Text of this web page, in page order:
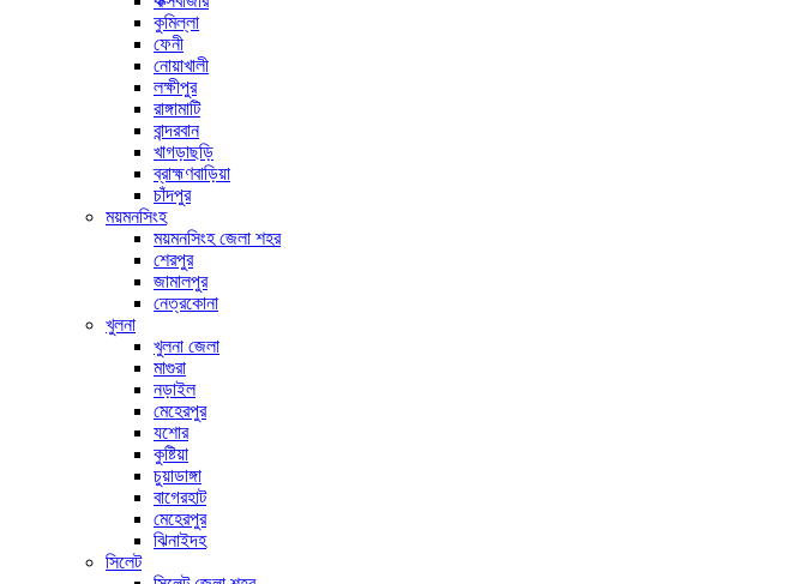
কুমিল্লা
ফেনী
নোয়াখালী
লক্ষীপুর
রাঙ্গামাটি
বান্দরবান
খাগড়াছড়ি
ব্রাহ্মণবাড়িয়া
চাঁদপুর
ময়মনসিংহ
ময়মনসিংহ জেলা শহর
শেরপুর
জামালপুর
নেত্রকোনা
খুলনা
খুলনা জেলা
মাগুরা
নড়াইল
মেহেরপুর
যশোর
কুষ্টিয়া
চুয়াডাঙ্গা
বাগেরহাট
মেহেরপুর
ঝিনাইদহ
সিলেট